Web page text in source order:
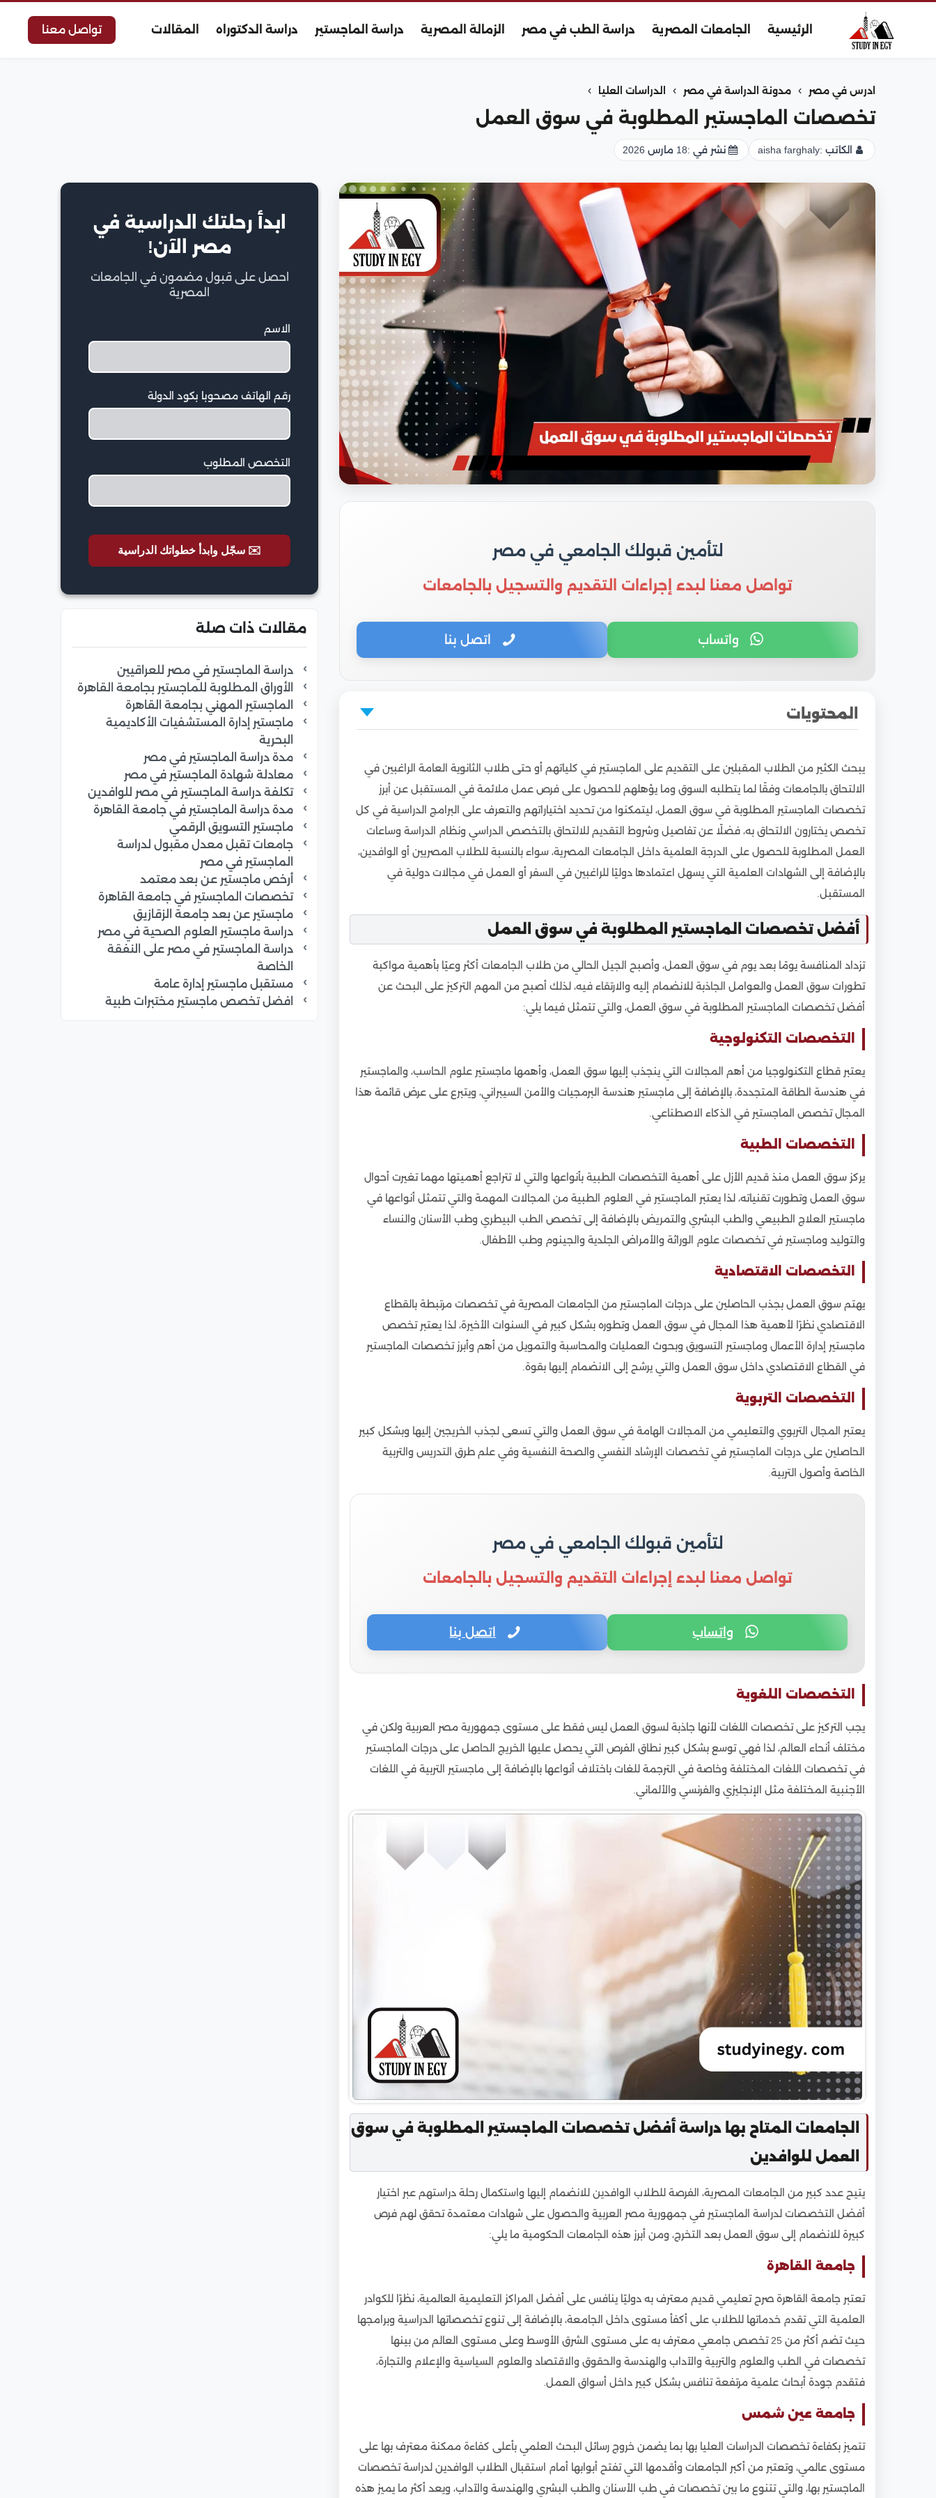
الرئيسية الجامعات المصرية دراسة الطب في مصر الزمالة المصرية دراسة الماجستير دراسة الدكتوراه المقالات تواصل معنا
ادرس في مصر › مدونة الدراسة في مصر › الدراسات العليا ›
تخصصات الماجستير المطلوبة في سوق العمل
الكاتب :aisha farghaly نشر في :18 مارس 2026
لتأمين قبولك الجامعي في مصر
تواصل معنا لبدء إجراءات التقديم والتسجيل بالجامعات
واتساب اتصل بنا
المحتويات
1.1
التخصصات التكنولوجية
التخصصات الطبية
التخصصات الاقتصادية
التخصصات التربوية
1.5
التخصصات اللغوية
2
الجامعات المتاح بها دراسة أفضل تخصصات الماجستير المطلوبة في سوق العمل للوافدين
2.1
جامعة القاهرة
2.2
جامعة عين شمس
2.3
جامعة الإسكندرية
2.4
جامعة المنصورة
3
الجامعات الخاصة
3.1
جامعة 6 أكتوبر
جامعة المستقبل
مدة ونظام دراسة تخصصات الماجستير بالجامعات المصرية للوافدين
5.1
مدة دراسة تخصصات الماجستير بالجامعات المصرية للوافدين
5.2
نظام الدراسة
6
المستندات المطلوبة لدراسة تخصصات الماجستير المطلوبة في سوق العمل
تكاليف دراسة تخصصات الماجستير بالجامعات المصرية للوافدين
7.1
الرسوم الإدارية
معدلات القبول لدراسة تخصصات الماجستير المطلوبة في سوق العمل من مصر
9
فرص العمل للطلاب الحاصلين على الماجستير من الجامعات المصرية
10
الاعتراف الدولي بشهادات الماجستير من الجامعات المصرية
11
مواعيد دراسة الماجستير المطلوب في سوق العمل بالجامعات المصرية للوافدين
12
خطوات التقديم لدراسة تخصصات الماجستير المطلوبة في سوق العمل
يبحث الكثير من الطلاب المقبلين على التقديم على الماجستير في كلياتهم أو حتى طلاب الثانوية العامة الراغبين في
الالتحاق بالجامعات وفقًا لما يتطلبه السوق وما يؤهلهم للحصول على فرص عمل ملائمة في المستقبل عن أبرز
تخصصات الماجستير المطلوبة في سوق العمل، ليتمكنوا من تحديد اختياراتهم والتعرف على البرامج الدراسية في كل
تخصص يختارون الالتحاق به، فضلًا عن تفاصيل وشروط التقديم للالتحاق بالتخصص الدراسي ونظام الدراسة وساعات
العمل المطلوبة للحصول على الدرجة العلمية داخل الجامعات المصرية، سواء بالنسبة للطلاب المصريين أو الوافدين،
بالإضافة إلى الشهادات العلمية التي يسهل اعتمادها دوليًا للراغبين في السفر أو العمل في مجالات دولية في
المستقبل.
أفضل تخصصات الماجستير المطلوبة في سوق العمل
تزداد المنافسة يومًا بعد يوم في سوق العمل، وأصبح الجيل الحالي من طلاب الجامعات أكثر وعيًا بأهمية مواكبة
تطورات سوق العمل والعوامل الجاذبة للانضمام إليه والارتقاء فيه، لذلك أصبح من المهم التركيز على البحث عن
أفضل تخصصات الماجستير المطلوبة في سوق العمل، والتي تتمثل فيما يلي:
التخصصات التكنولوجية
يعتبر قطاع التكنولوجيا من أهم المجالات التي ينجذب إليها سوق العمل، وأهمها ماجستير علوم الحاسب، والماجستير
في هندسة الطاقة المتجددة، بالإضافة إلى ماجستير هندسة البرمجيات والأمن السيبراني، ويتبرع على عرض قائمة هذا
المجال تخصص الماجستير في الذكاء الاصطناعي.
التخصصات الطبية
يركز سوق العمل منذ قديم الأزل على أهمية التخصصات الطبية بأنواعها والتي لا تتراجع أهميتها مهما تغيرت أحوال
سوق العمل وتطورت تقنياته، لذا يعتبر الماجستير في العلوم الطبية من المجالات المهمة والتي تتمثل أنواعها في
ماجستير العلاج الطبيعي والطب البشري والتمريض بالإضافة إلى تخصص الطب البيطري وطب الأسنان والنساء
والتوليد وماجستير في تخصصات علوم الوراثة والأمراض الجلدية والجينوم وطب الأطفال.
التخصصات الاقتصادية
يهتم سوق العمل بجذب الحاصلين على درجات الماجستير من الجامعات المصرية في تخصصات مرتبطة بالقطاع
الاقتصادي نظرًا لأهمية هذا المجال في سوق العمل وتطوره بشكل كبير في السنوات الأخيرة، لذا يعتبر تخصص
ماجستير إدارة الأعمال وماجستير التسويق وبحوث العمليات والمحاسبة والتمويل من أهم وأبرز تخصصات الماجستير
في القطاع الاقتصادي داخل سوق العمل والتي يرشح إلى الانضمام إليها بقوة.
التخصصات التربوية
يعتبر المجال التربوي والتعليمي من المجالات الهامة في سوق العمل والتي تسعى لجذب الخريجين إليها وبشكل كبير
الحاصلين على درجات الماجستير في تخصصات الإرشاد النفسي والصحة النفسية وفي علم طرق التدريس والتربية
الخاصة وأصول التربية.
لتأمين قبولك الجامعي في مصر
تواصل معنا لبدء إجراءات التقديم والتسجيل بالجامعات
واتساب اتصل بنا
التخصصات اللغوية
يجب التركيز على تخصصات اللغات لأنها جاذبة لسوق العمل ليس فقط على مستوى جمهورية مصر العربية ولكن في
مختلف أنحاء العالم، لذا فهي توسع بشكل كبير نطاق الفرص التي يحصل عليها الخريج الحاصل على درجات الماجستير
في تخصصات اللغات المختلفة وخاصة في الترجمة للغات باختلاف أنواعها بالإضافة إلى ماجستير التربية في اللغات
الأجنبية المختلفة مثل الإنجليزي والفرنسي والألماني.
الجامعات المتاح بها دراسة أفضل تخصصات الماجستير المطلوبة في سوق
العمل للوافدين
يتيح عدد كبير من الجامعات المصرية، الفرصة للطلاب الوافدين للانضمام إليها واستكمال رحلة دراستهم عبر اختيار
أفضل التخصصات لدراسة الماجستير في جمهورية مصر العربية والحصول على شهادات معتمدة تحقق لهم فرص
كبيرة للانضمام إلى سوق العمل بعد التخرج، ومن أبرز هذه الجامعات الحكومية ما يلي:
جامعة القاهرة
تعتبر جامعة القاهرة صرح تعليمي قديم معترف به دوليًا ينافس على أفضل المراكز التعليمية العالمية، نظرًا للكوادر
العلمية التي تقدم خدماتها للطلاب على أكفأ مستوى داخل الجامعة، بالإضافة إلى تنوع تخصصاتها الدراسية وبرامجها
حيث تضم أكثر من 25 تخصص جامعي معترف به على مستوى الشرق الأوسط وعلى مستوى العالم من بينها
تخصصات في الطب والعلوم والتربية والآداب والهندسة والحقوق والاقتصاد والعلوم السياسية والإعلام والتجارة،
فتقدم جودة أبحاث علمية مرتفعة تنافس بشكل كبير داخل أسواق العمل.
جامعة عين شمس
تتميز بكفاءة تخصصات الدراسات العليا بها بما يضمن خروج رسائل البحث العلمي بأعلى كفاءة ممكنة معترف بها على
مستوى عالمي، وتعتبر من أكبر الجامعات وأقدمها التي تفتح أبوابها أمام استقبال الطلاب الوافدين لدراسة تخصصات
الماجستير بها، والتي تتنوع ما بين تخصصات في طب الأسنان والطب البشري والهندسة والآداب، ويعد أكثر ما يميز هذه
ابدأ رحلتك الدراسية في
مصر الآن!
احصل على قبول مضمون في الجامعات
المصرية
الاسم
رقم الهاتف مصحوبا بكود الدولة
التخصص المطلوب
✉️ سجّل وابدأ خطواتك الدراسية
مقالات ذات صلة
دراسة الماجستير في مصر للعراقيين
الأوراق المطلوبة للماجستير بجامعة القاهرة
الماجستير المهني بجامعة القاهرة
ماجستير إدارة المستشفيات الأكاديمية
البحرية
مدة دراسة الماجستير في مصر
معادلة شهادة الماجستير في مصر
تكلفة دراسة الماجستير في مصر للوافدين
مدة دراسة الماجستير في جامعة القاهرة
ماجستير التسويق الرقمي
جامعات تقبل معدل مقبول لدراسة
الماجستير في مصر
أرخص ماجستير عن بعد معتمد
تخصصات الماجستير في جامعة القاهرة
ماجستير عن بعد جامعة الزقازيق
دراسة ماجستير العلوم الصحية في مصر
دراسة الماجستير في مصر على النفقة
الخاصة
مستقبل ماجستير إدارة عامة
افضل تخصص ماجستير مختبرات طبية